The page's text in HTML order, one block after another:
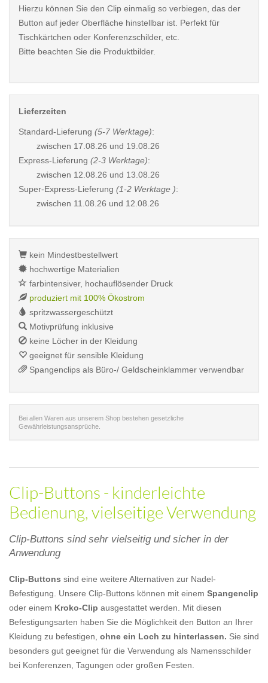
Hierzu können Sie den Clip einmalig so verbiegen, das der
Button auf jeder Oberfläche hinstellbar ist. Perfekt für
Tischkärtchen oder Konferenzschilder, etc.
Bitte beachten Sie die Produktbilder.
Lieferzeiten
Standard-Lieferung (5-7 Werktage):
zwischen 17.08.26 und 19.08.26
Express-Lieferung (2-3 Werktage):
zwischen 12.08.26 und 13.08.26
Super-Express-Lieferung (1-2 Werktage ):
zwischen 11.08.26 und 12.08.26
kein Mindestbestellwert
hochwertige Materialien
farbintensiver, hochauflösender Druck
produziert mit 100% Ökostrom
spritzwassergeschützt
Motivprüfung inklusive
keine Löcher in der Kleidung
geeignet für sensible Kleidung
Spangenclips als Büro-/ Geldscheinklammer verwendbar
Bei allen Waren aus unserem Shop bestehen gesetzliche
Gewährleistungsansprüche.
Clip-Buttons - kinderleichte
Bedienung, vielseitige Verwendung
Clip-Buttons sind sehr vielseitig und sicher in der
Anwendung
Clip-Buttons sind eine weitere Alternativen zur Nadel-
Befestigung. Unsere Clip-Buttons können mit einem Spangenclip
oder einem Kroko-Clip ausgestattet werden. Mit diesen
Befestigungsarten haben Sie die Möglichkeit den Button an Ihrer
Kleidung zu befestigen, ohne ein Loch zu hinterlassen. Sie sind
besonders gut geeignet für die Verwendung als Namensschilder
bei Konferenzen, Tagungen oder großen Festen.